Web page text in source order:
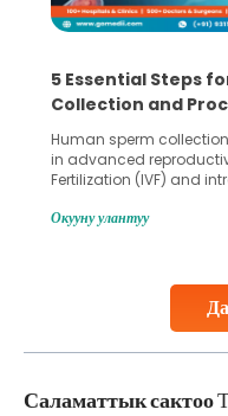
5 Essential Steps
Collection and
Human sperm
in advanced
Fertilization (IVF) and
challenges and help
collected, they process
Окууну улантуу
Саламаттык сактоо